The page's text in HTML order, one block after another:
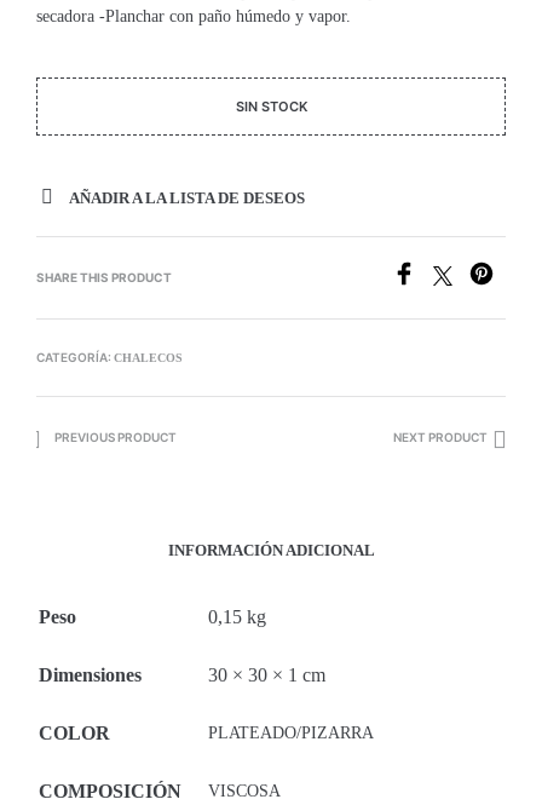
secadora -Planchar con paño húmedo y vapor.
SIN STOCK
AÑADIR A LA LISTA DE DESEOS
SHARE THIS PRODUCT
CATEGORÍA: CHALECOS
PREVIOUS PRODUCT NEXT PRODUCT
INFORMACIÓN ADICIONAL
Peso 0,15 kg
Dimensiones 30 × 30 × 1 cm
COLOR PLATEADO/PIZARRA
COMPOSICIÓN VISCOSA